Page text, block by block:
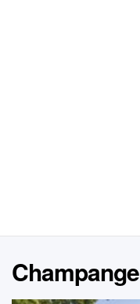
Champange